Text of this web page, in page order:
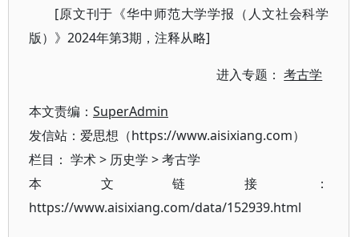
[原文刊于《华中师范大学学报（人文社会科学
版）》2024年第3期，注释从略]
进入专题：考古学
本文责编： SuperAdmin
发信站：爱思想（https://www.aisixiang.com）
栏目： 学术> 历史学 >考古学
本文链接：
https://www.aisixiang.com/data/152939.html